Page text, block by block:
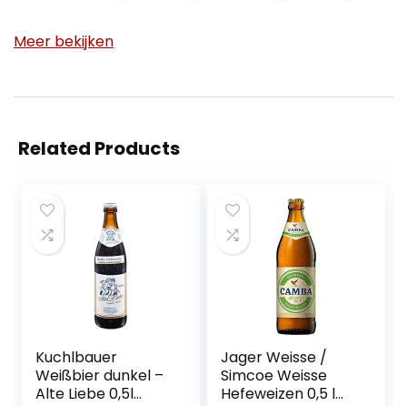
Meer bekijken
Related Products
Kuchlbauer
Weißbier dunkel –
Alte Liebe 0,5l
Jager Weisse /
Simcoe Weisse
Hefeweizen 0,5 l